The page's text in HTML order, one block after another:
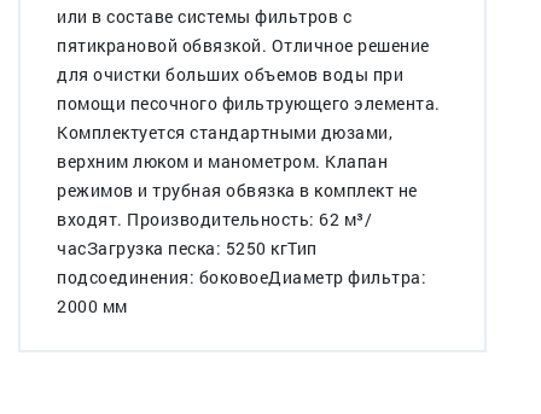
или в составе системы фильтров с
пятикрановой обвязкой. Отличное решение
для очистки больших объемов воды при
помощи песочного фильтрующего элемента.
Комплектуется стандартными дюзами,
верхним люком и манометром. Клапан
режимов и трубная обвязка в комплект не
входят. Производительность: 62 м³/
часЗагрузка песка: 5250 кгТип
подсоединения: боковоеДиаметр фильтра:
2000 мм